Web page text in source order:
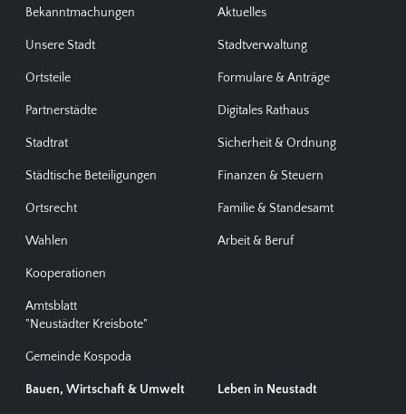
Bekanntmachungen
Unsere Stadt
Ortsteile
Partnerstädte
Stadtrat
Städtische Beteiligungen
Ortsrecht
Wahlen
Kooperationen
Amtsblatt
"Neustädter Kreisbote"
Gemeinde Kospoda
Aktuelles
Stadtverwaltung
Formulare & Anträge
Digitales Rathaus
Sicherheit & Ordnung
Finanzen & Steuern
Familie & Standesamt
Arbeit & Beruf
Bauen, Wirtschaft & Umwelt Leben in Neustadt